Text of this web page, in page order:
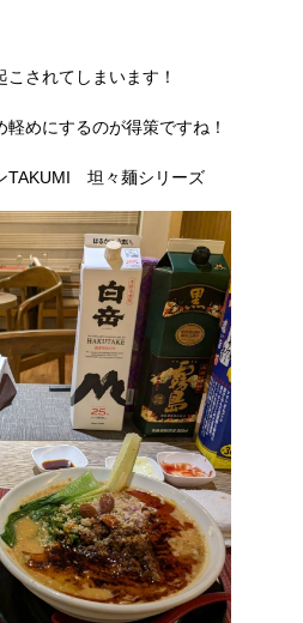
されてしまいます！
めにするのが得策ですね！
坦々麺シリーズ